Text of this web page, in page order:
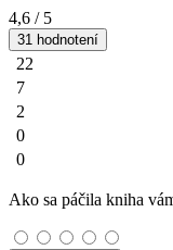
4,6 / 5
31 hodnotení
22
7
2
0
0
Ako sa páčila kniha